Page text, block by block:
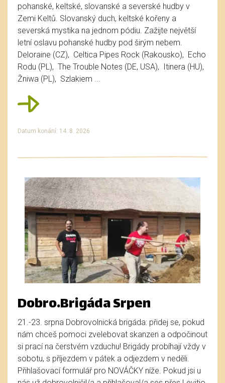
pohanské, keltské, slovanské a severské hudby v
Zemi Keltů. Slovanský duch, keltské kořeny a
severská mystika na jednom pódiu. Zažijte největší
letní oslavu pohanské hudby pod širým nebem.
Deloraine (CZ), Celtica Pipes Rock (Rakousko), Echo
Rodu (PL), The Trouble Notes (DE, USA), Itinera (HU),
Žniwa (PL), Szlakiem ...
Datum konání: 14. 8. 2026
Dobro.Brigáda Srpen
21.-23. srpna Dobrovolnická brigáda: přidej se, pokud
nám chceš pomoci zvelebovat skanzen a odpočinout
si prací na čerstvém vzduchu! Brigády probíhají vždy v
sobotu, s příjezdem v pátek a odjezdem v neděli.
Přihlašovací formulář pro NOVÁČKY níže. Pokud jsi u